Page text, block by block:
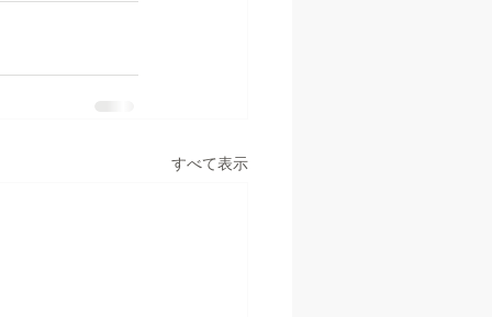
すべて表示